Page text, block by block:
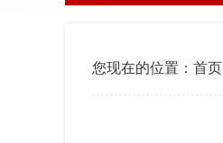
您现在的位置： 首页